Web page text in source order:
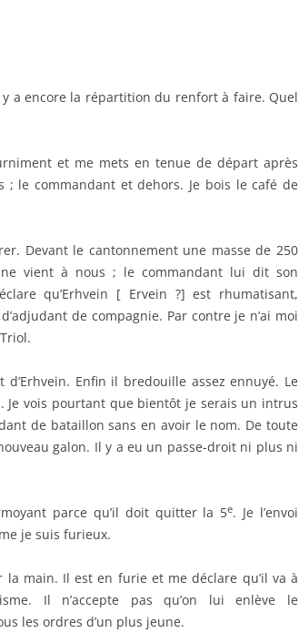
a encore la répartition du renfort à faire. Quel
et me mets en tenue de départ après
; le commandant et dehors. Je bois le café de
Devant le cantonnement une masse de 250
vient à nous ; le commandant lui dit son
qu’Erhvein [ Ervein ?] est rhumatisant,
de compagnie. Par contre je n’ai moi
Enfin il bredouille assez ennuyé. Le
vois pourtant que bientôt je serais un intrus
de bataillon sans en avoir le nom. De toute
galon. Il y a eu un passe-droit ni plus ni
parce qu’il doit quitter la 5e. Je l’envoi
je suis furieux.
main. Il est en furie et me déclare qu’il va à
Il n’accepte pas qu’on lui enlève le
les ordres d’un plus jeune.